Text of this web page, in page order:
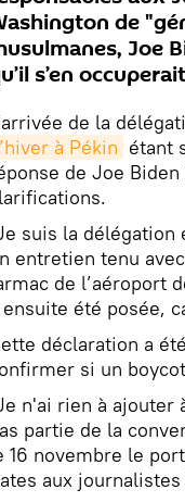
de
Joe
s’en
de la
à Pékin étant
de Joe
suis la délégation
entretien tenu
de l’aéroport
ensuite été posée,
déclaration a
si un
n'ai rien à ajouter
partie de la
16 novembre le
aux